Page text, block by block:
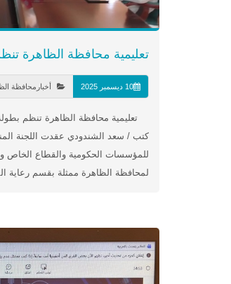
تعليمية محافظة الظاهرة
10 ديسمبر 2025 أخبارمحافظة
تعليمية محافظة الظاهرة تنظم
كتب / سعد الشندودي عقدت اللجنة
للمؤسسات الحكومية والقطاع الخاص
لمحافظة الظاهرة ممثلة بقسم رعاية